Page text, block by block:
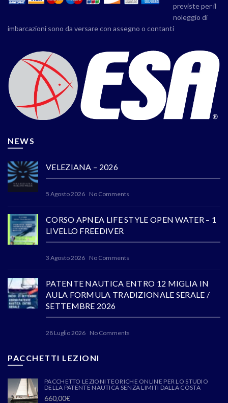
previste per il
noleggio di
imbarcazioni sono da versare con assegno o contanti
NEWS
VELEZIANA – 2026
5 Agosto 2026 No Comments
CORSO APNEA LIFE STYLE OPEN WATER – 1
LIVELLO FREEDIVER
3 Agosto 2026 No Comments
PATENTE NAUTICA ENTRO 12 MIGLIA IN
AULA FORMULA TRADIZIONALE SERALE /
SETTEMBRE 2026
28 Luglio 2026 No Comments
PACCHETTI LEZIONI
PACCHETTO LEZIONI TEORICHE ONLINE PER LO STUDIO
DELLA PATENTE NAUTICA SENZA LIMITI DALLA COSTA
660,00€